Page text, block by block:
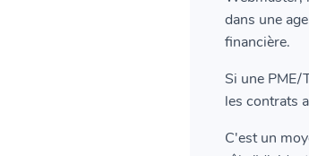
dans une
financière.
Si une PME/
les contrats
C'est un